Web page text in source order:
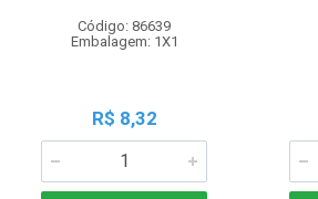
Código: 86639
Embalagem: 1X1
R$ 8,32